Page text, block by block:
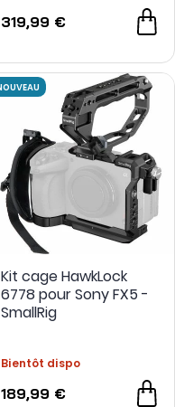
319,99 €
Kit cage HawkLock
6778 pour Sony FX5 -
SmallRig
Bientôt dispo
189,99 €